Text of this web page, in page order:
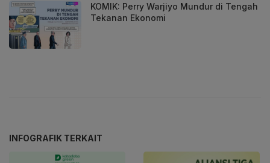
KOMIK: Perry Warjiyo Mundur di Tengah
Tekanan Ekonomi
INFOGRAFIK TERKAIT